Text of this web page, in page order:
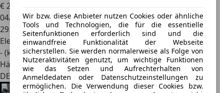
Wir bzw. diese Anbieter nutzen Cookies oder ähnliche
Tools und Technologien, die für die essentielle
Seitenfunktionen erforderlich sind und die
einwandfreie Funktionalität der Webseite
sicherstellen. Sie werden normalerweise als Folge von
Nutzeraktivitäten genutzt, um wichtige Funktionen
wie das Setzen und Aufrechterhalten von
Anmeldedaten oder Datenschutzeinstellungen zu
ermöglichen. Die Verwendung dieser Cookies bzw.
€ 24.960
04/2023
29.387 km
Elektro
- (kWh/100 km)
Händler
DE 22529